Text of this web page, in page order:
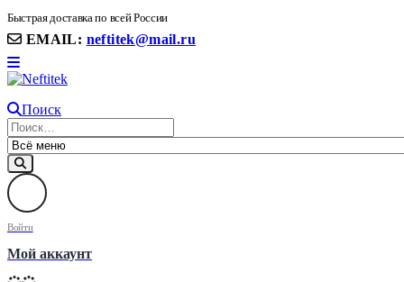
Быстрая доставка по всей России
EMAIL: neftitek@mail.ru
Поиск
Войти
Мой аккаунт
8(906) 399 11 22 | 8(905)367-58-58